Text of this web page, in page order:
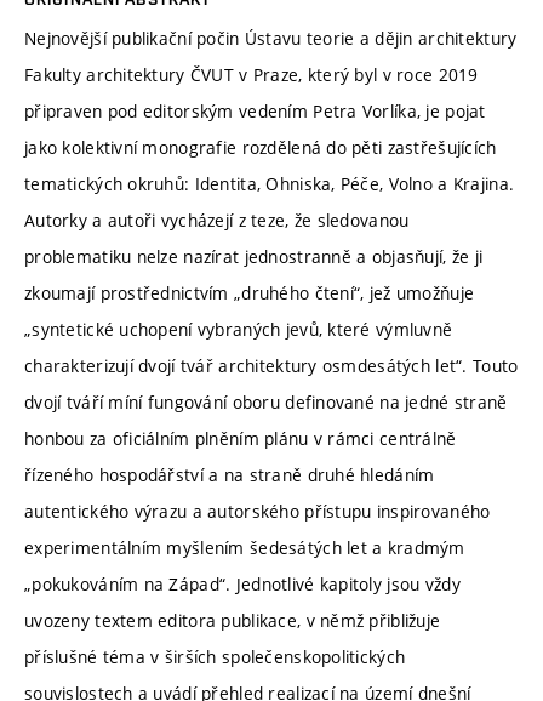
Nejnovější publikační počin Ústavu teorie a dějin architektury
Fakulty architektury ČVUT v Praze, který byl v roce 2019
připraven pod editorským vedením Petra Vorlíka, je pojat
jako kolektivní monografie rozdělená do pěti zastřešujících
tematických okruhů: Identita, Ohniska, Péče, Volno a Krajina.
Autorky a autoři vycházejí z teze, že sledovanou
problematiku nelze nazírat jednostranně a objasňují, že ji
zkoumají prostřednictvím „druhého čtení“, jež umožňuje
„syntetické uchopení vybraných jevů, které výmluvně
charakterizují dvojí tvář architektury osmdesátých let“. Touto
dvojí tváří míní fungování oboru definované na jedné straně
honbou za oficiálním plněním plánu v rámci centrálně
řízeného hospodářství a na straně druhé hledáním
autentického výrazu a autorského přístupu inspirovaného
experimentálním myšlením šedesátých let a kradmým
„pokukováním na Západ“. Jednotlivé kapitoly jsou vždy
uvozeny textem editora publikace, v němž přibližuje
příslušné téma v širších společenskopolitických
souvislostech a uvádí přehled realizací na území dnešní